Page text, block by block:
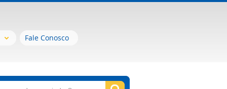
Fale Conosco